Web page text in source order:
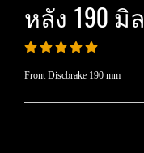
หลัง 190 มิล
Front Discbrake 190 mm